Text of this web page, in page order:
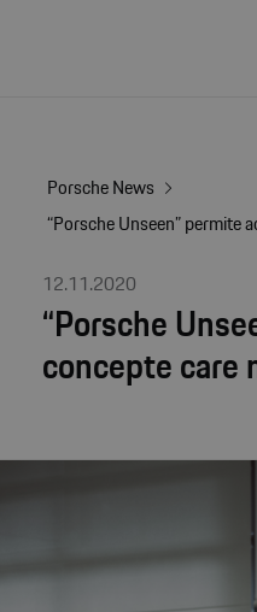
Porsche News
“Porsche Unseen” permite
12.11.2020
“Porsche
concepte care